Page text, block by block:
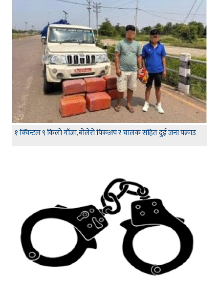
१ क्विन्टल ९ किलो गाँजा,बोलेरो पिकअप र चालक सहित दुई जना पक्राउ